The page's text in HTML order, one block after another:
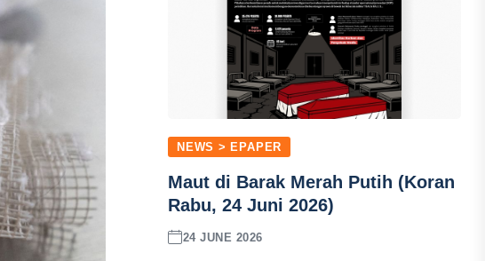
NEWS > EPAPER
Maut di Barak Merah Putih (Koran
Rabu, 24 Juni 2026)
24 JUNE 2026